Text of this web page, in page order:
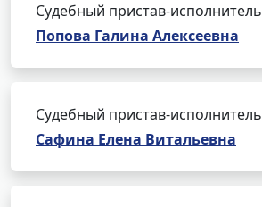
Судебный пристав-исполнитель
Попова Галина Алексеевна
Судебный пристав-исполнитель
Сафина Елена Витальевна